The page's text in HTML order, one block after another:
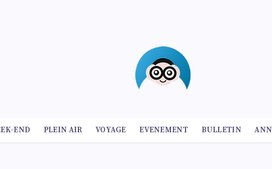
END PLEIN AIR VOYAGE EVENEMENT BULLETIN